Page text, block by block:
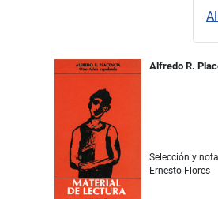
Alfredo R.
Selección y
Ernesto Flores